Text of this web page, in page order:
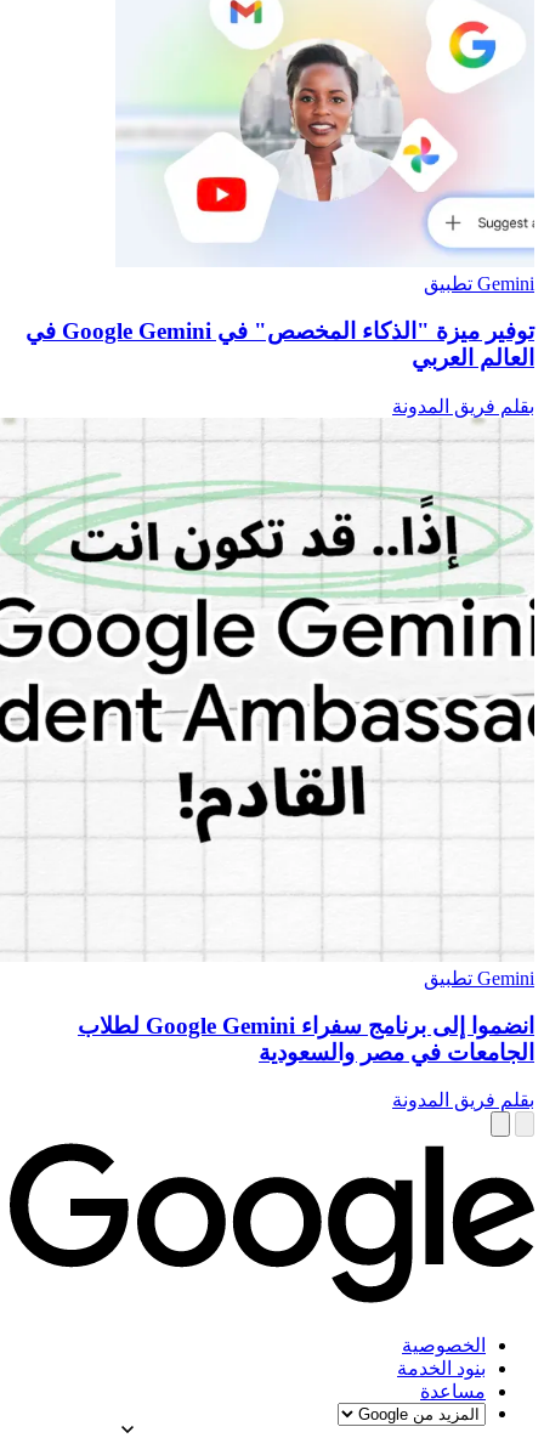
Gemini تطبيق
توفير ميزة "الذكاء المخصص" في Google Gemini في
العالم العربي
بقلم فريق المدونة
Gemini تطبيق
انضموا إلى برنامج سفراء Google Gemini لطلاب
الجامعات في مصر والسعودية
بقلم فريق المدونة
الخصوصية
بنود الخدمة
مساعدة